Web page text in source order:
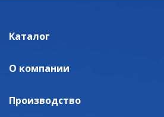
Каталог
О компании
Производство